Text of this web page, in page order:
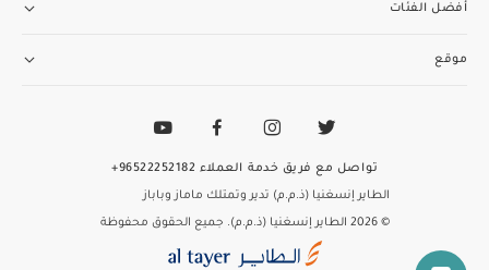
أفضل الفئات
موقع
الطاير إنسغنيا (ذ.م.م) تدير وتمتلك ماماز وباباز
© 2026 الطاير إنسغنيا (ذ.م.م). جميع الحقوق محفوظة
تواصل مع فريق خدمة العملاء 96522252182+